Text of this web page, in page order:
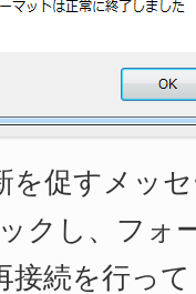
を促すメッ
クし、フォ
接続を行っ